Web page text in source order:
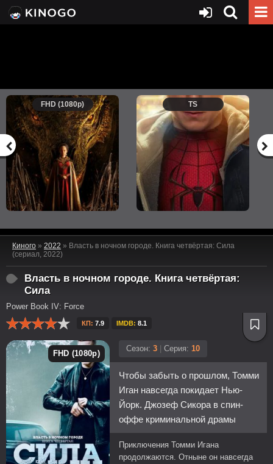
FHD (1080p) TS
Киного » 2022 » Власть в ночном городе. Книга четвёртая: Сила
(сериал, 2022)
Власть в ночном городе. Книга четвёртая:
Сила
Power Book IV: Force
КП: 7.9 IMDB: 8.1
FHD (1080p)
Сезон: 3 Серия: 10
Чтобы забыть о прошлом, Томми
Иган навсегда покидает Нью-
Йорк. Джозеф Сикора в спин-
оффе криминальной драмы
Приключения Томми Игана
продолжаются. Отныне он навсегда